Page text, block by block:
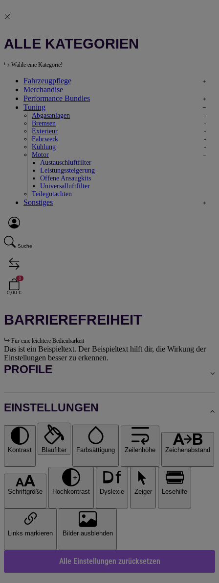
ALLE KATEGORIEN
Wähle eine Kategorie!
Fahrzeugpflege
Merchandise
Performance Bundles
Tuning
Abgasanlagen
Bremsen
Exterieur
Fahrwerk
Kühlung
Motor
Austauschluftfilter
Leistungssteigerung
Offene Ansaugkits
Universalluftfilter
Teilegutachten
Sonstiges
Suche
0
0,00 €
BARRIEREFREIHEIT
Für eine leichtere Bedienbarkeit
Das ist ein Beispieltext. Der Beispieltext hilft dir, die Wirkung der
Einstellungen besser zu erkennen.
PROFILE
EINSTELLUNGEN
Kontrast Blaufilter Farbsättigung Zeilenhöhe Zeichenabstand
Schriftgröße Hochkontrast Dyslexie Zeiger Lesehilfe
Links markieren Bilder ausblenden
Alle Einstellungen zurücksetzen